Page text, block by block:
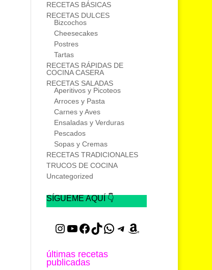
RECETAS BÁSICAS
RECETAS DULCES
Bizcochos
Cheesecakes
Postres
Tartas
RECETAS RÁPIDAS DE
COCINA CASERA
RECETAS SALADAS
Aperitivos y Picoteos
Arroces y Pasta
Carnes y Aves
Ensaladas y Verduras
Pescados
Sopas y Cremas
RECETAS TRADICIONALES
TRUCOS DE COCINA
Uncategorized
SÍGUEME AQUÍ 👇
Instagram
YouTube
Facebook
TikTok
WhatsApp
Telegram
Amazon
últimas recetas
publicadas